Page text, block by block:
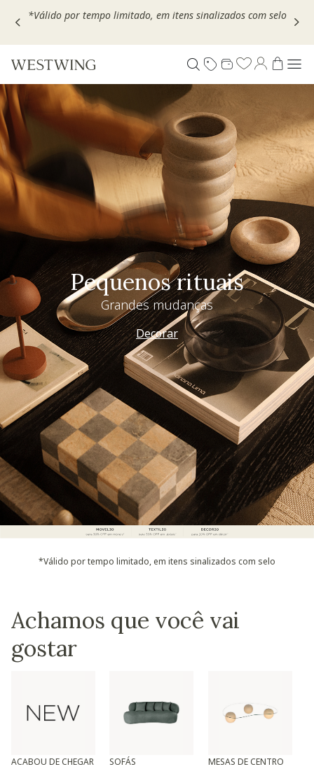
Escolha seu VOUCHER e ganhe até 30% OFF*: useMOVEL30,
Pequenos rituais
Grandes mudanças
Decorar
*Válido por tempo limitado, em itens sinalizados com selo
Achamos que você vai
gostar
ACABOU DE CHEGAR SOFÁS MESAS DE CENTRO